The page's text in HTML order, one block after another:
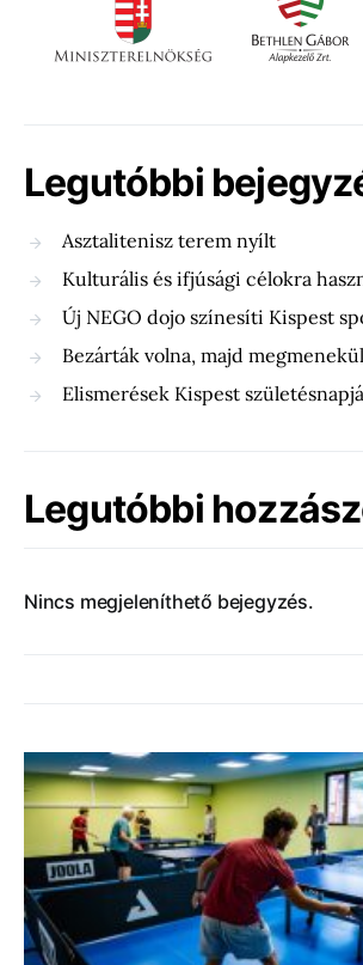
Legutóbbi
Asztalitenisz terem nyílt
Kulturális és ifjúsági célokra
Új NEGO dojo színesíti Kispest
Bezárták volna, majd
Elismerések Kispest
Legutóbbi
Nincs megjeleníthető bejegyzés.